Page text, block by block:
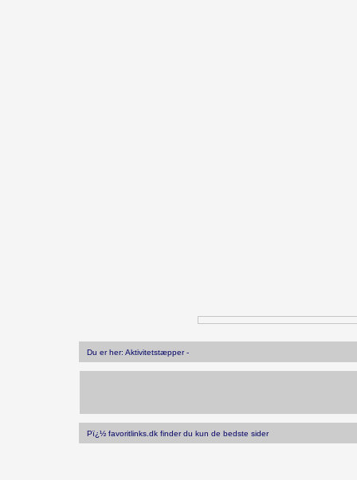
Du er her: Aktivitetstæpper -
Pï¿½ favoritlinks.dk finder du kun de bedste sider